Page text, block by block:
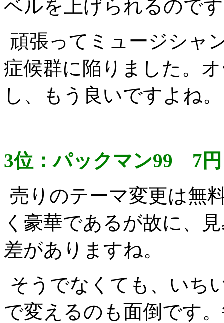
ベルを上げられるので
頑張ってミュージシャ
症候群に陥りました。
し、もう良いですよね。
3位：パックマン99 7
売りのテーマ変更は無
く豪華であるが故に、
差がありますね。
そうでなくても、いち
で変えるのも面倒です